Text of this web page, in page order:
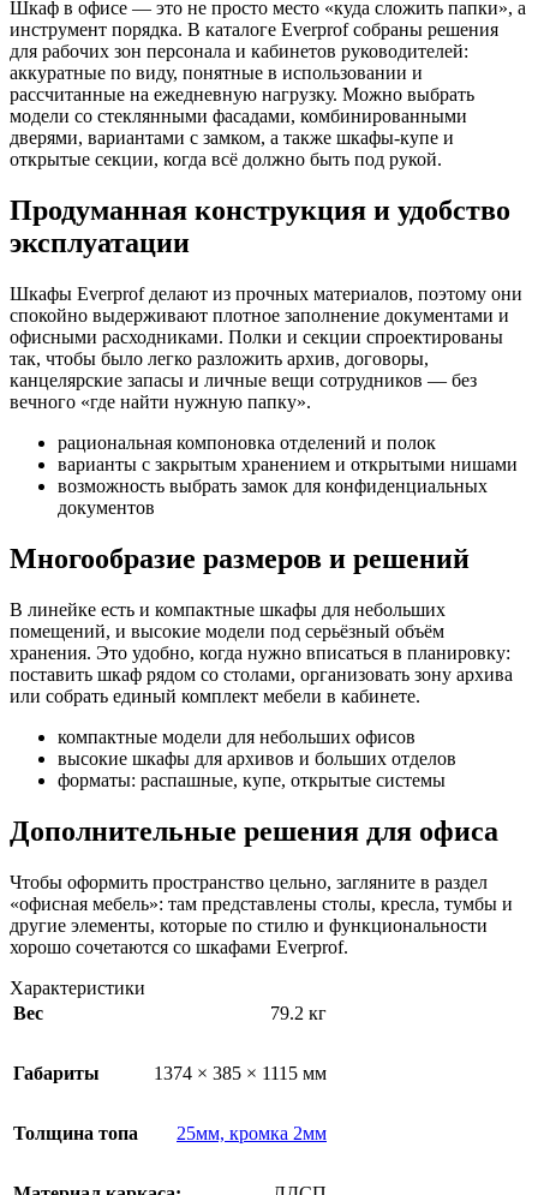
Шкаф в офисе — это не просто место «куда сложить папки», а
инструмент порядка. В каталоге Everprof собраны решения
для рабочих зон персонала и кабинетов руководителей:
аккуратные по виду, понятные в использовании и
рассчитанные на ежедневную нагрузку. Можно выбрать
модели со стеклянными фасадами, комбинированными
дверями, вариантами с замком, а также шкафы-купе и
открытые секции, когда всё должно быть под рукой.
Продуманная конструкция и удобство
эксплуатации
Шкафы Everprof делают из прочных материалов, поэтому они
спокойно выдерживают плотное заполнение документами и
офисными расходниками. Полки и секции спроектированы
так, чтобы было легко разложить архив, договоры,
канцелярские запасы и личные вещи сотрудников — без
вечного «где найти нужную папку».
рациональная компоновка отделений и полок
варианты с закрытым хранением и открытыми нишами
возможность выбрать замок для конфиденциальных
документов
Многообразие размеров и решений
В линейке есть и компактные шкафы для небольших
помещений, и высокие модели под серьёзный объём
хранения. Это удобно, когда нужно вписаться в планировку:
поставить шкаф рядом со столами, организовать зону архива
или собрать единый комплект мебели в кабинете.
компактные модели для небольших офисов
высокие шкафы для архивов и больших отделов
форматы: распашные, купе, открытые системы
Дополнительные решения для офиса
Чтобы оформить пространство цельно, загляните в раздел
«офисная мебель»: там представлены столы, кресла, тумбы и
другие элементы, которые по стилю и функциональности
хорошо сочетаются со шкафами Everprof.
Характеристики
Вес
79.2 кг
Габариты 1374 × 385 × 1115 мм
Толщина топа 25мм, кромка 2мм